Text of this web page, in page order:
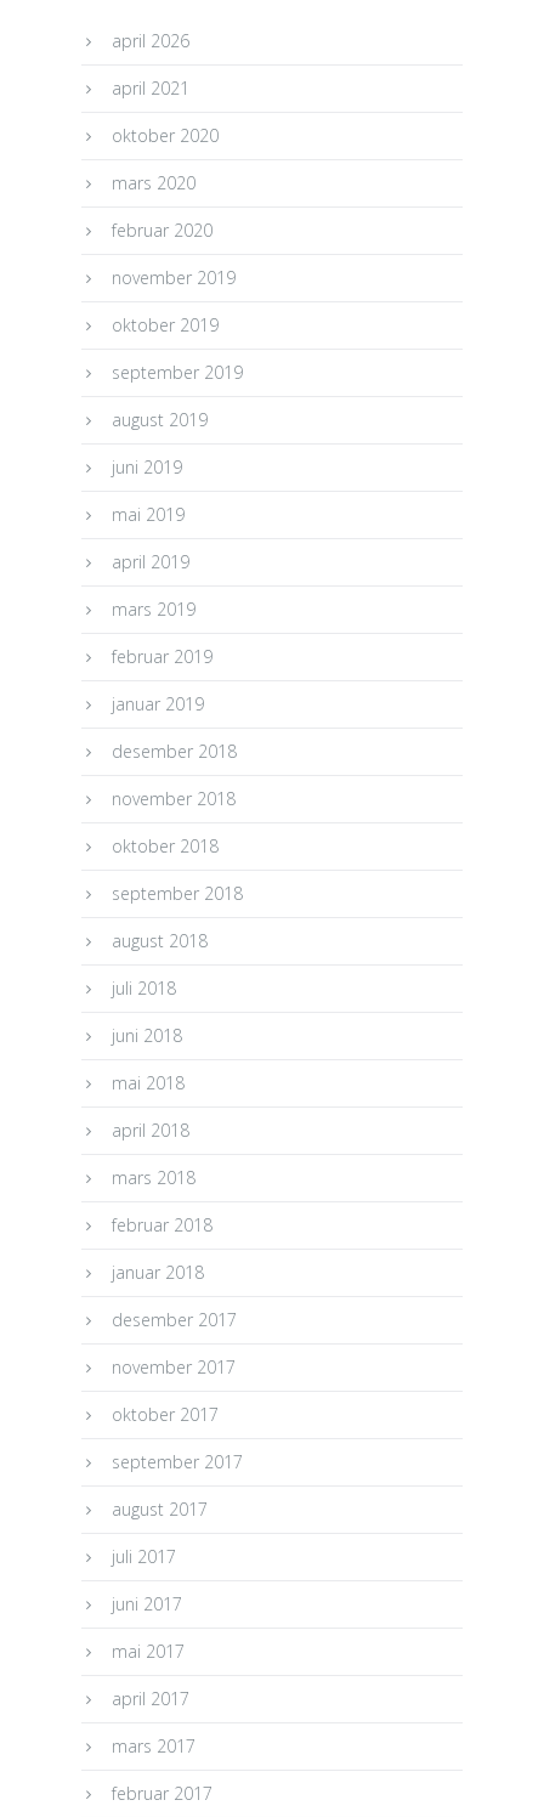
april 2026
april 2021
oktober 2020
mars 2020
februar 2020
november 2019
oktober 2019
september 2019
august 2019
juni 2019
mai 2019
april 2019
mars 2019
februar 2019
januar 2019
desember 2018
november 2018
oktober 2018
september 2018
august 2018
juli 2018
juni 2018
mai 2018
april 2018
mars 2018
februar 2018
januar 2018
desember 2017
november 2017
oktober 2017
september 2017
august 2017
juli 2017
juni 2017
mai 2017
april 2017
mars 2017
februar 2017